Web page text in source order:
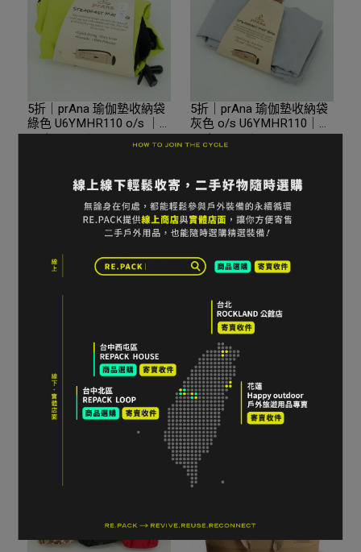
5折｜prAna 瑜伽墊收納袋
綠色 U6YMHR110 o/s ｜
折扣零碼全新品｜台中
NT$700NT$1,400
5折｜prAna 瑜伽墊收納袋
灰色 o/s U6YMHR110｜折
扣零碼全新品｜台中
NT$650NT$1,300
5折｜prAna Yoga Strap 瑜
伽帶 黑色 U6YOGA310 F
strap｜折扣零碼全新品｜
台中
NT$750 NT$1,500
加入購物車
5折｜瑜伽墊收納袋瑜伽墊
收納袋 黑色 o/s
U6YMHR110｜折扣零碼全
新品｜台中
NT$650NT$1,300
加入購物車